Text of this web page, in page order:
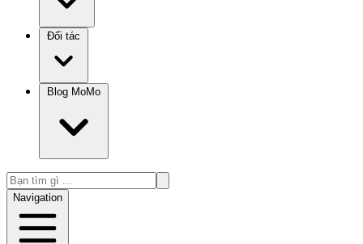
Đối tác
Blog MoMo
Navigation